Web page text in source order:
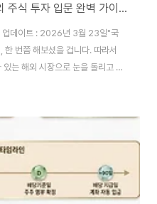
해외주식투자입문수수료환율해외 주식 투자 입문 완벽 가이드 — 장단점, 수수료, 환율까지 한 번에 정리합니다
데이트 : 2026년 3월 23일"국
번쯤 해보셨을 겁니다. 따라서
는 해외 시장으로 눈을 돌리고 있
떻게 되는지, 환율 리스크는 어떻
주식 투자란 무엇이며 왜 지금 해
를 통해 미국, 일본, 중국, 유럽
수·매도하는 투자 방식입니다.
국내 투자자의 해외 주식 보관잔